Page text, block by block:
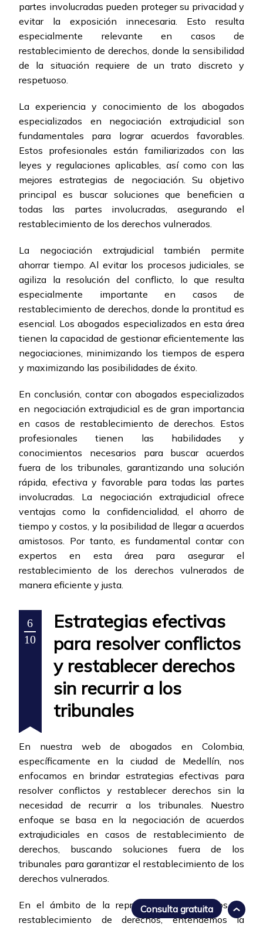
partes involucradas pueden proteger su privacidad y
evitar la exposición innecesaria. Esto resulta
especialmente relevante en casos de
restablecimiento de derechos, donde la sensibilidad
de la situación requiere de un trato discreto y
respetuoso.
La experiencia y conocimiento de los abogados
especializados en negociación extrajudicial son
fundamentales para lograr acuerdos favorables.
Estos profesionales están familiarizados con las
leyes y regulaciones aplicables, así como con las
mejores estrategias de negociación. Su objetivo
principal es buscar soluciones que beneficien a
todas las partes involucradas, asegurando el
restablecimiento de los derechos vulnerados.
La negociación extrajudicial también permite
ahorrar tiempo. Al evitar los procesos judiciales, se
agiliza la resolución del conflicto, lo que resulta
especialmente importante en casos de
restablecimiento de derechos, donde la prontitud es
esencial. Los abogados especializados en esta área
tienen la capacidad de gestionar eficientemente las
negociaciones, minimizando los tiempos de espera
y maximizando las posibilidades de éxito.
En conclusión, contar con abogados especializados
en negociación extrajudicial es de gran importancia
en casos de restablecimiento de derechos. Estos
profesionales tienen las habilidades y
conocimientos necesarios para buscar acuerdos
fuera de los tribunales, garantizando una solución
rápida, efectiva y favorable para todas las partes
involucradas. La negociación extrajudicial ofrece
ventajas como la confidencialidad, el ahorro de
tiempo y costos, y la posibilidad de llegar a acuerdos
amistosos. Por tanto, es fundamental contar con
expertos en esta área para asegurar el
restablecimiento de los derechos vulnerados de
manera eficiente y justa.
6
10
Estrategias efectivas
para resolver conflictos
y restablecer derechos
sin recurrir a los
tribunales
En nuestra web de abogados en Colombia,
específicamente en la ciudad de Medellín, nos
enfocamos en brindar estrategias efectivas para
resolver conflictos y restablecer derechos sin la
necesidad de recurrir a los tribunales. Nuestro
enfoque se basa en la negociación de acuerdos
extrajudiciales en casos de restablecimiento de
derechos, buscando soluciones fuera de los
tribunales para garantizar el restablecimiento de los
derechos vulnerados.
En el ámbito de la representación en casos de
restablecimiento de derechos, entendemos la
Consulta gratuita